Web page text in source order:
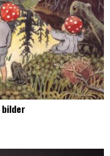
bilder